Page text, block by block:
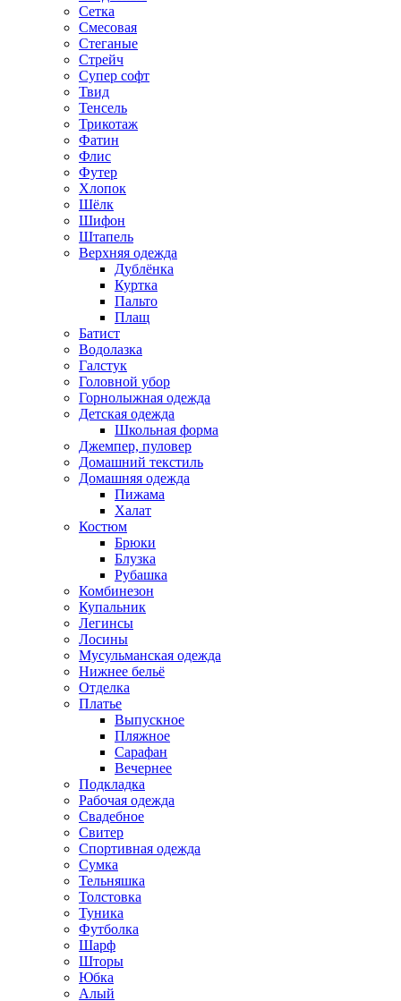
Сетка
Смесовая
Стеганые
Стрейч
Супер софт
Твид
Тенсель
Трикотаж
Фатин
Флис
Футер
Хлопок
Шёлк
Шифон
Штапель
Верхняя одежда
Дублёнка
Куртка
Пальто
Плащ
Батист
Водолазка
Галстук
Головной убор
Горнолыжная одежда
Детская одежда
Школьная форма
Джемпер, пуловер
Домашний текстиль
Домашняя одежда
Пижама
Халат
Костюм
Брюки
Блузка
Рубашка
Комбинезон
Купальник
Легинсы
Лосины
Мусульманская одежда
Нижнее бельё
Отделка
Платье
Выпускное
Пляжное
Сарафан
Вечернее
Подкладка
Рабочая одежда
Свадебное
Свитер
Спортивная одежда
Сумка
Тельняшка
Толстовка
Туника
Футболка
Шарф
Шторы
Юбка
Алый